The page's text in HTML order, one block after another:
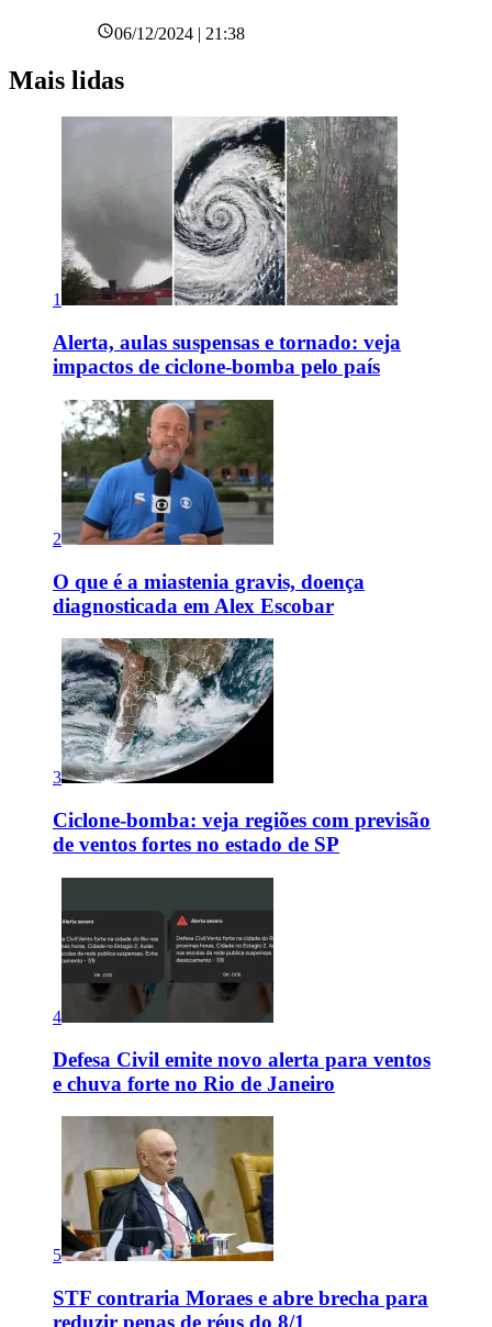
06/12/2024 | 21:38
Mais lidas
1
Alerta, aulas suspensas e tornado: veja
impactos de ciclone-bomba pelo país
2
O que é a miastenia gravis, doença
diagnosticada em Alex Escobar
3
Ciclone-bomba: veja regiões com previsão
de ventos fortes no estado de SP
4
Defesa Civil emite novo alerta para ventos
e chuva forte no Rio de Janeiro
5
STF contraria Moraes e abre brecha para
reduzir penas de réus do 8/1